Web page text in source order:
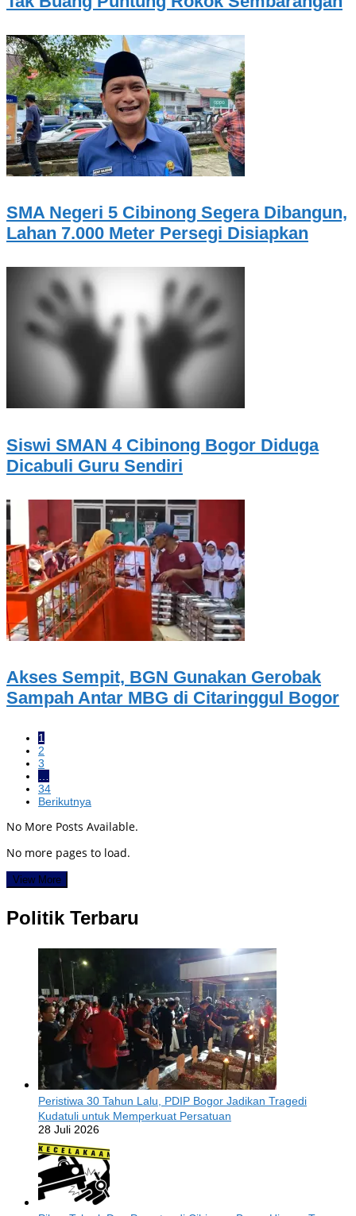
SMA Negeri 5 Cibinong Segera Dibangun,
Lahan 7.000 Meter Persegi Disiapkan
Siswi SMAN 4 Cibinong Bogor Diduga
Dicabuli Guru Sendiri
Akses Sempit, BGN Gunakan Gerobak
Sampah Antar MBG di Citaringgul Bogor
1
2
3
…
34
Berikutnya
No More Posts Available.
No more pages to load.
View More
Politik Terbaru
Peristiwa 30 Tahun Lalu, PDIP Bogor Jadikan Tragedi
Kudatuli untuk Memperkuat Persatuan
28 Juli 2026